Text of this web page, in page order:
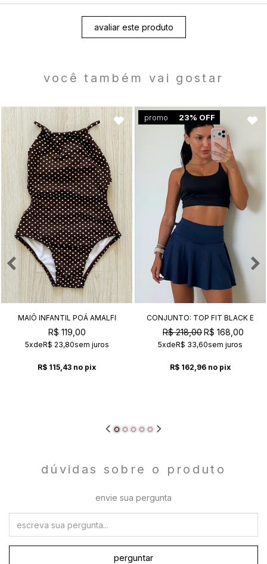
avaliar este produto
você também vai gostar
MAIÔ INFANTIL POÁ AMALFI
R$ 119,00
5xdeR$ 23,80sem juros
R$ 115,43 no pix
promo 23% OFF
CONJUNTO: TOP FIT BLACK E
SHORT SAIA ACTIVE NAVY
R$ 218,00R$ 168,00
5xdeR$ 33,60sem juros
R$ 162,96 no pix
dúvidas sobre o produto
envie sua pergunta
perguntar